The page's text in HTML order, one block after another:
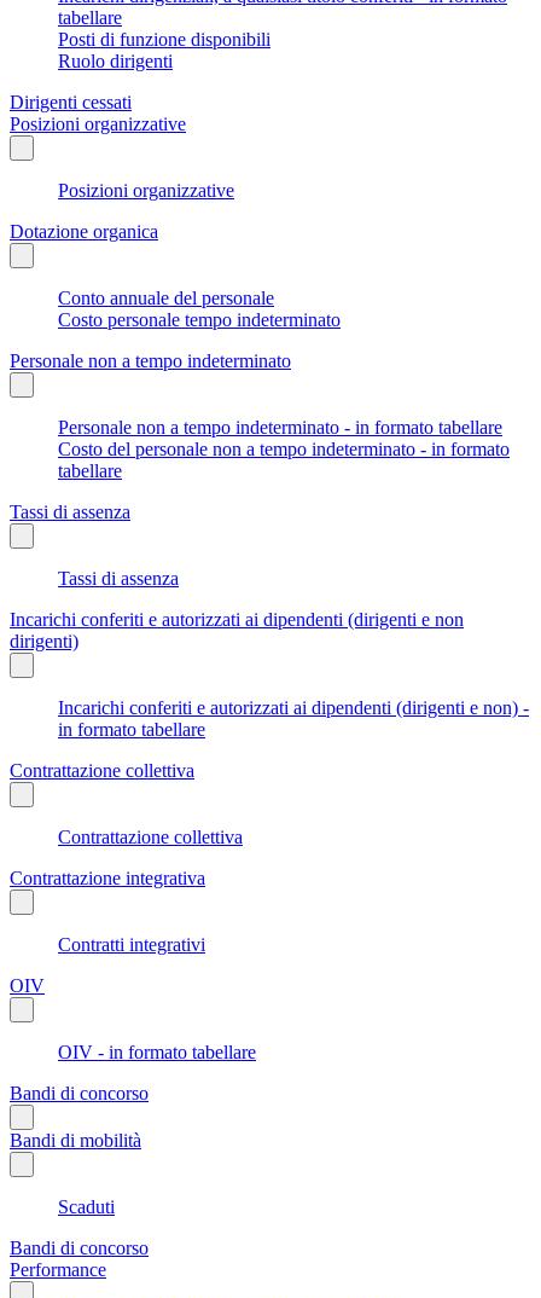
tabellare
Posti di funzione disponibili
Ruolo dirigenti
Dirigenti cessati
Posizioni organizzative
Posizioni organizzative
Dotazione organica
Conto annuale del personale
Costo personale tempo indeterminato
Personale non a tempo indeterminato
Personale non a tempo indeterminato - in formato tabellare
Costo del personale non a tempo indeterminato - in formato
tabellare
Tassi di assenza
Tassi di assenza
Incarichi conferiti e autorizzati ai dipendenti (dirigenti e non
dirigenti)
Incarichi conferiti e autorizzati ai dipendenti (dirigenti e non) -
in formato tabellare
Contrattazione collettiva
Contrattazione collettiva
Contrattazione integrativa
Contratti integrativi
OIV
OIV - in formato tabellare
Bandi di concorso
Bandi di mobilità
Scaduti
Bandi di concorso
Performance